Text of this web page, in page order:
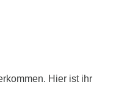
Hier ist ihr